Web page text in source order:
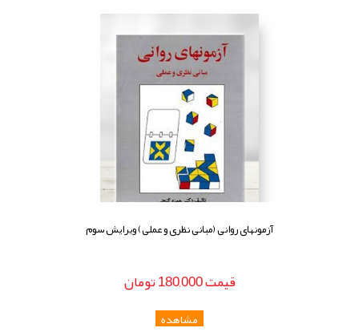
آزمونهای روانی (مبانی نظری و عملی) ویرایش سوم
قيمت180,000تومان